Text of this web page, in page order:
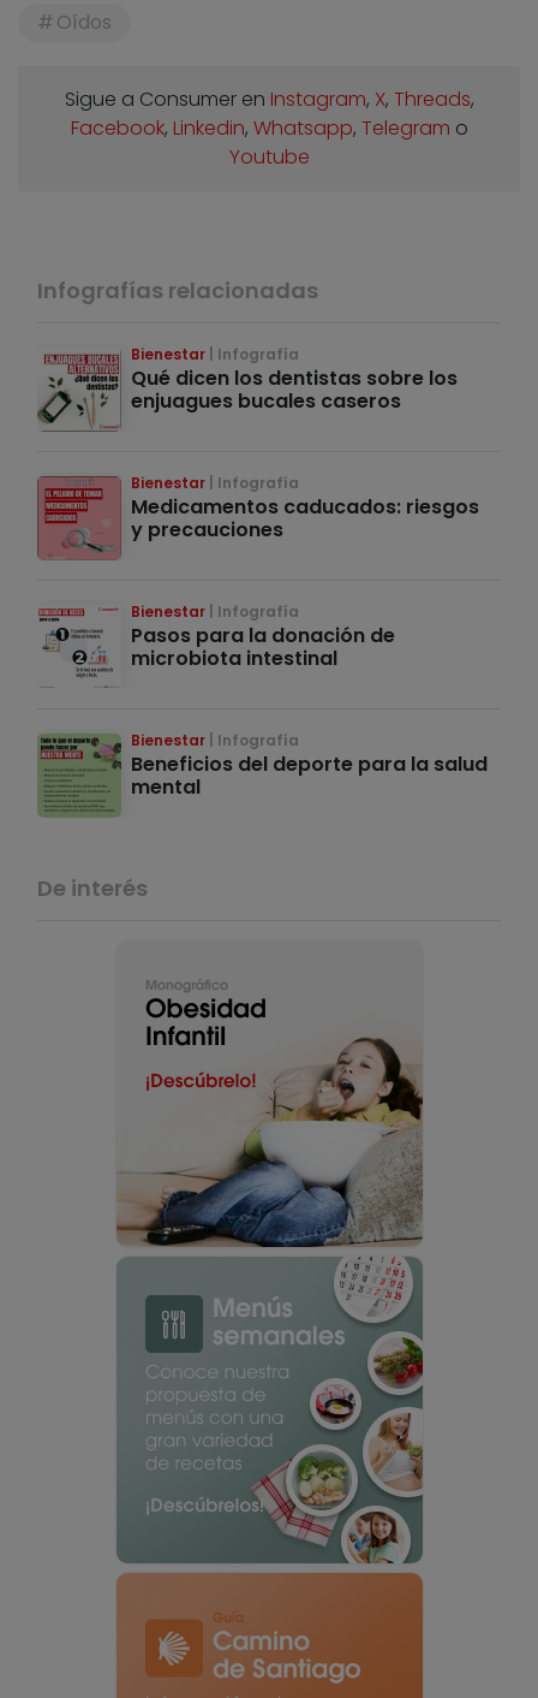
Oídos
Sigue a Consumer en Instagram, X, Threads,
Facebook, Linkedin, Whatsapp, Telegram o
Youtube
Infografías relacionadas
Bienestar Infografía
Qué dicen los dentistas sobre los
enjuagues bucales caseros
Bienestar Infografía
Medicamentos caducados: riesgos
y precauciones
Bienestar Infografía
Pasos para la donación de
microbiota intestinal
Bienestar Infografía
Beneficios del deporte para la salud
mental
De interés